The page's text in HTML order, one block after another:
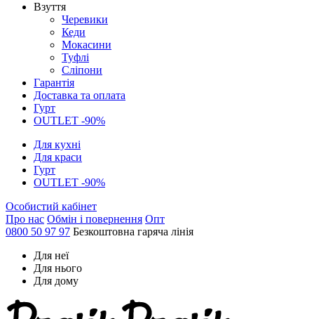
Взуття
Черевики
Кеди
Мокасини
Туфлі
Сліпони
Гарантія
Доставка та оплата
Гурт
OUTLET -90%
Для кухні
Для краси
Гурт
OUTLET -90%
Особистий кабінет
Про нас Обмін і повернення Опт
0800 50 97 97 Безкоштовна гаряча лінія
Для неї
Для нього
Для дому